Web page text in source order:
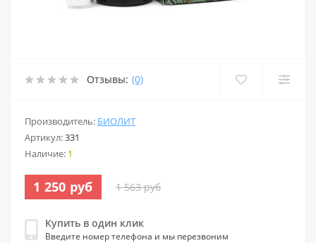
Отзывы: (0)
Производитель: БИОЛИТ
Артикул:331
Наличие: 1
1 250 руб 1 563 руб
Купить в один клик
Введите номер телефона и мы перезвоним